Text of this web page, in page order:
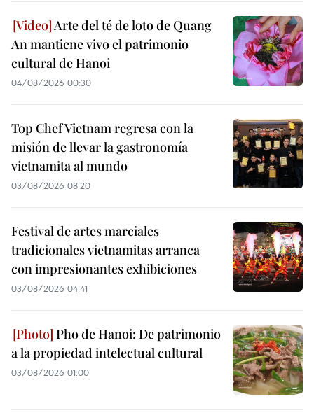
Arte del té de loto de Quang
An mantiene vivo el patrimonio
cultural de Hanoi
04/08/2026 00:30
Top Chef Vietnam regresa con la
misión de llevar la gastronomía
vietnamita al mundo
03/08/2026 08:20
Festival de artes marciales
tradicionales vietnamitas arranca
con impresionantes exhibiciones
03/08/2026 04:41
Pho de Hanoi: De patrimonio
a la propiedad intelectual cultural
03/08/2026 01:00